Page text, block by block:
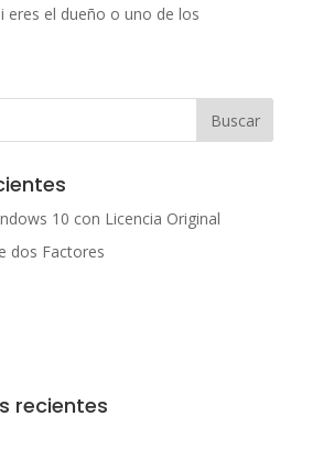
eres el dueño o uno de los
10 con Licencia Original
dos Factores
recientes